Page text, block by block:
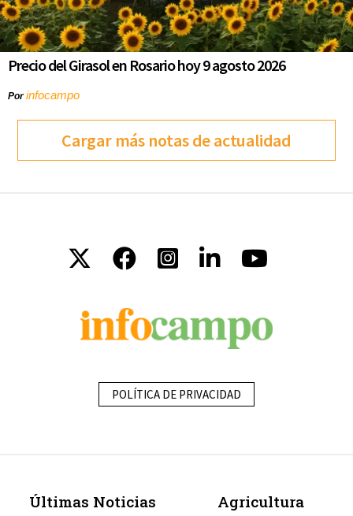
Precio del Girasol en Rosario hoy 9 agosto 2026
Porinfocampo
Cargar más notas de actualidad
POLÍTICA DE PRIVACIDAD
Últimas Noticias
Agricultura